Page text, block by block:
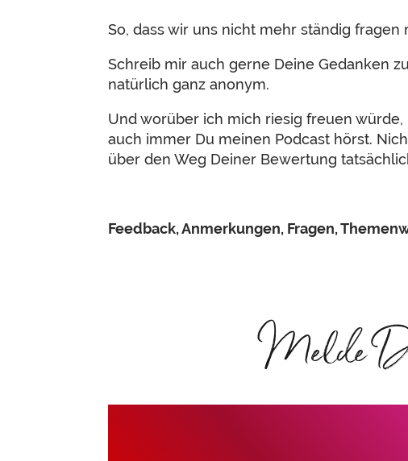
So, dass wir uns nicht mehr ständig
Schreib mir auch gerne Deine Gedanken
natürlich ganz anonym.
Und worüber ich mich riesig freuen
auch immer Du meinen Podcast hörst.
über den Weg Deiner Bewertung
Feedback, Anmerkungen, Fragen,
Melde